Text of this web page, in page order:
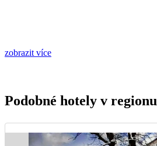
zobrazit více
Podobné hotely v regionu